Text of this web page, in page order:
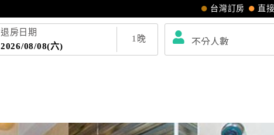
直
台灣訂房
退房日期
2026/08/08(六)
1 晚